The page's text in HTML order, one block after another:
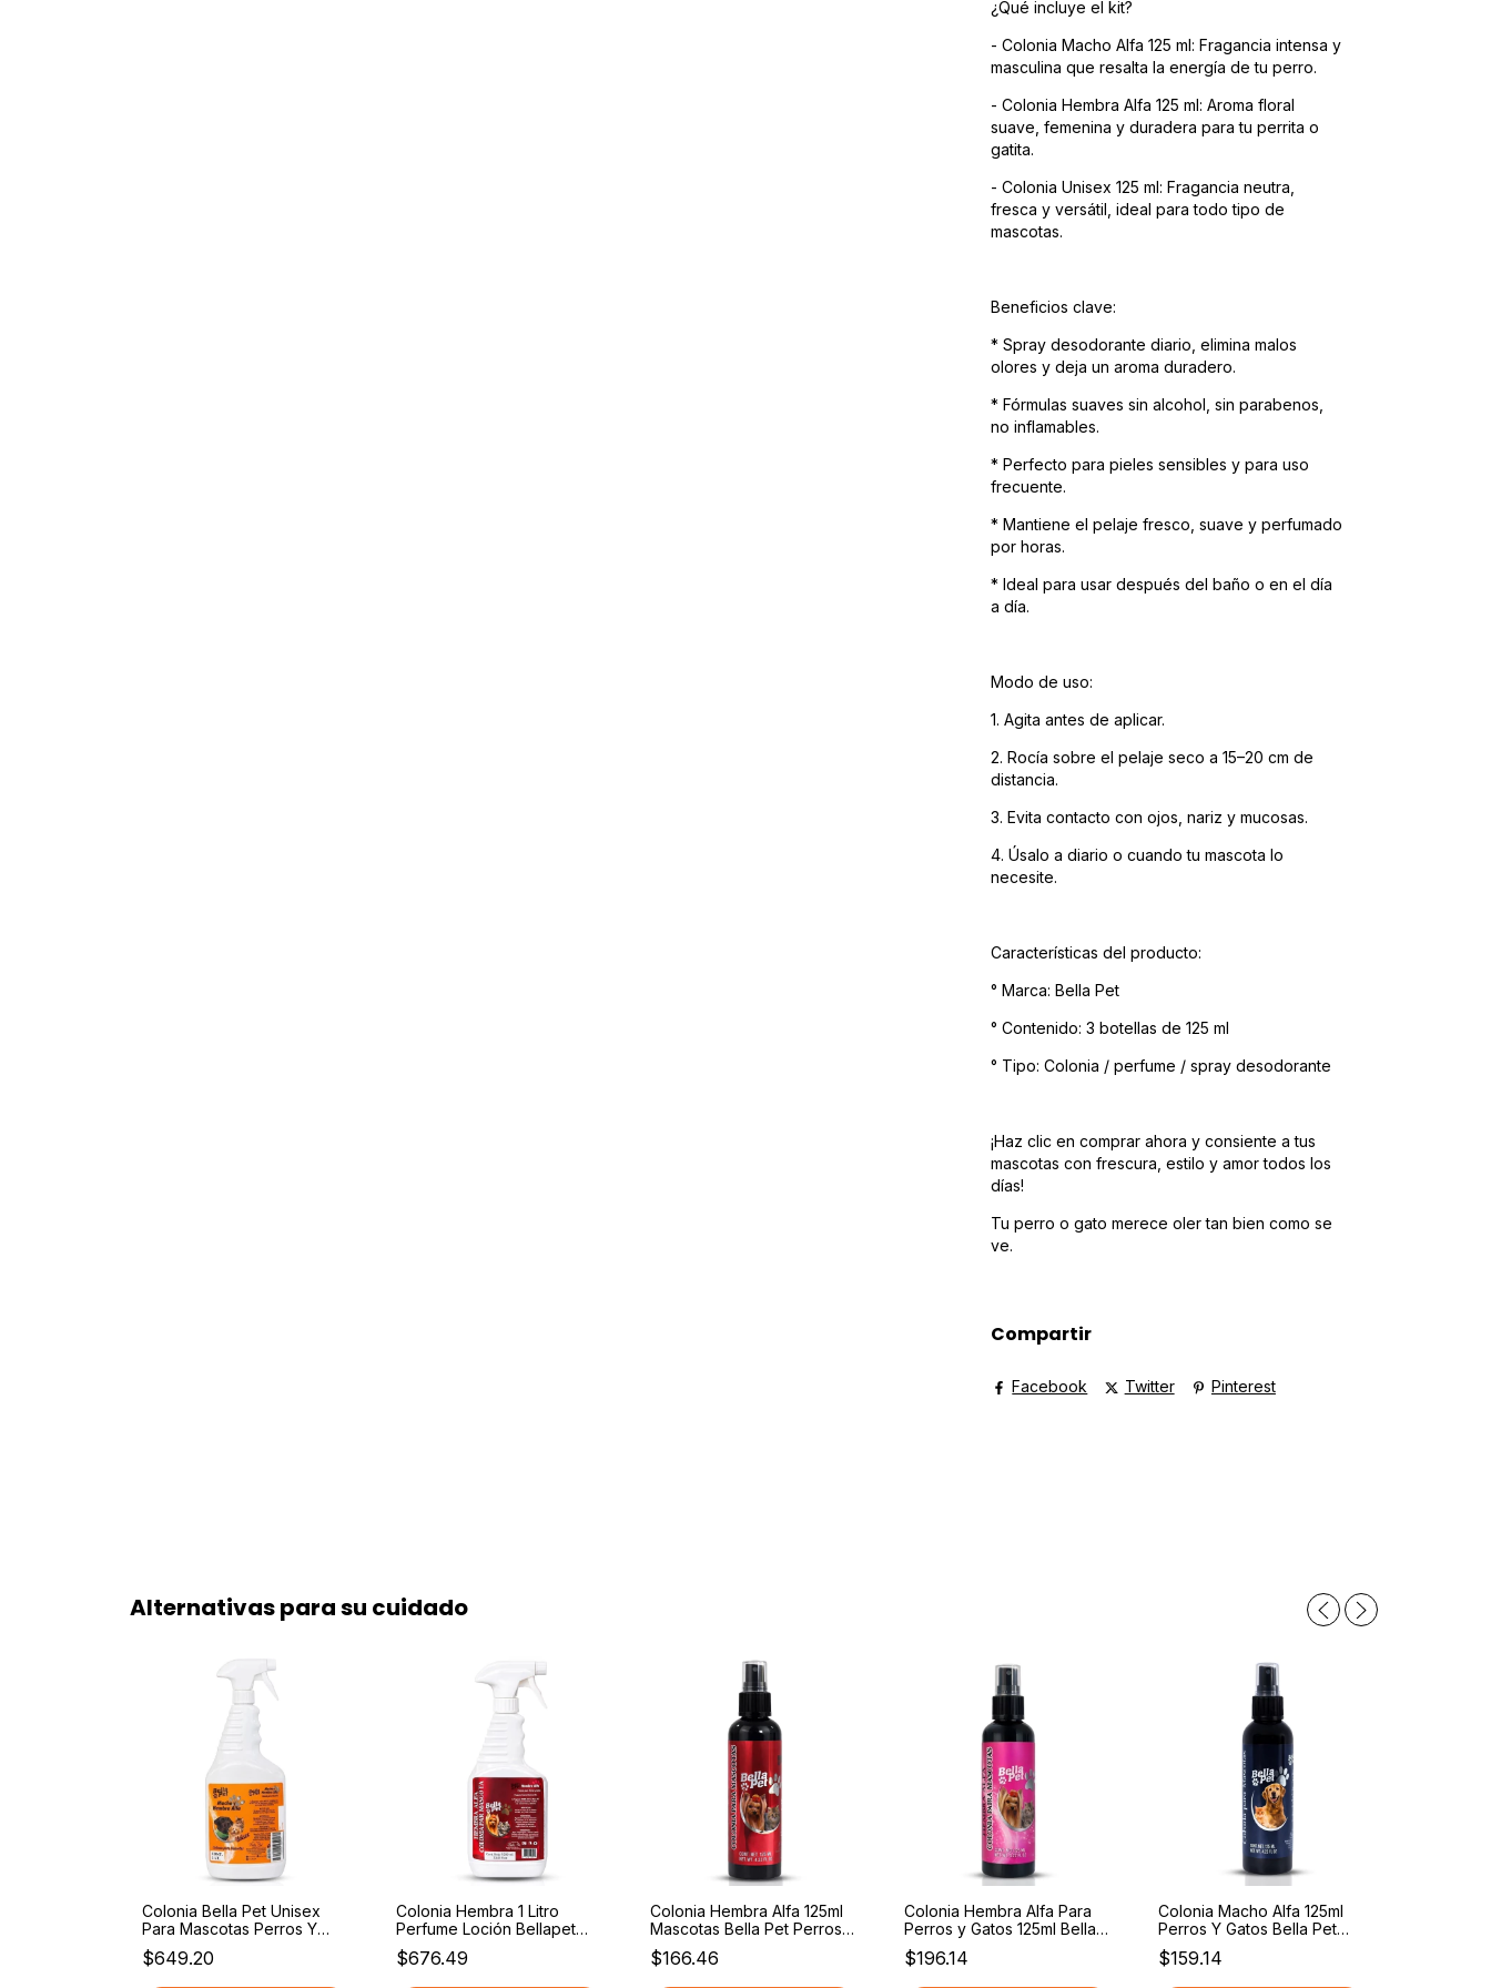
¿Qué incluye el kit?
- Colonia Macho Alfa 125 ml: Fragancia intensa y
masculina que resalta la energía de tu perro.
- Colonia Hembra Alfa 125 ml: Aroma floral
suave, femenina y duradera para tu perrita o
gatita.
- Colonia Unisex 125 ml: Fragancia neutra,
fresca y versátil, ideal para todo tipo de
mascotas.
Beneficios clave:
* Spray desodorante diario, elimina malos
olores y deja un aroma duradero.
* Fórmulas suaves sin alcohol, sin parabenos,
no inflamables.
* Perfecto para pieles sensibles y para uso
frecuente.
* Mantiene el pelaje fresco, suave y perfumado
por horas.
* Ideal para usar después del baño o en el día
a día.
Modo de uso:
1. Agita antes de aplicar.
2. Rocía sobre el pelaje seco a 15–20 cm de
distancia.
3. Evita contacto con ojos, nariz y mucosas.
4. Úsalo a diario o cuando tu mascota lo
necesite.
Características del producto:
° Marca: Bella Pet
° Contenido: 3 botellas de 125 ml
° Tipo: Colonia / perfume / spray desodorante
¡Haz clic en comprar ahora y consiente a tus
mascotas con frescura, estilo y amor todos los
días!
Tu perro o gato merece oler tan bien como se
ve.
Compartir
Facebook Twitter Pinterest
Alternativas para su cuidado
Colonia Bella Pet Unisex
Para Mascotas Perros Y
Gatos 1 Ltr Cítrica 1
$649.20
Colonia Hembra 1 Litro
Perfume Loción Bellapet
Para Mascotas Fresca 1
$676.49
Colonia Hembra Alfa 125ml
Mascotas Bella Pet Perros Y
Gatos Fresca
$166.46
Colonia Hembra Alfa Para
Perros y Gatos 125ml Bella
Pet I Perfume/ Loción Para
Cachorros Y Adultos I Spray
Desodorizante Para
$196.14
Colonia Macho Alfa 125ml
Perros Y Gatos Bella Pet
Mascotas Fresca
$159.14